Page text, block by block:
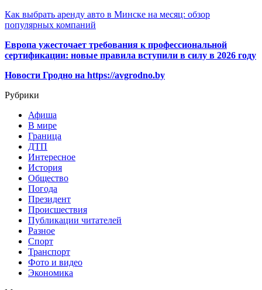
Как выбрать аренду авто в Минске на месяц: обзор
популярных компаний
Европа ужесточает требования к профессиональной
сертификации: новые правила вступили в силу в 2026 году
Новости Гродно на https://avgrodno.by
Рубрики
Афиша
В мире
Граница
ДТП
Интересное
История
Общество
Погода
Президент
Происшествия
Публикации читателей
Разное
Спорт
Транспорт
Фото и видео
Экономика